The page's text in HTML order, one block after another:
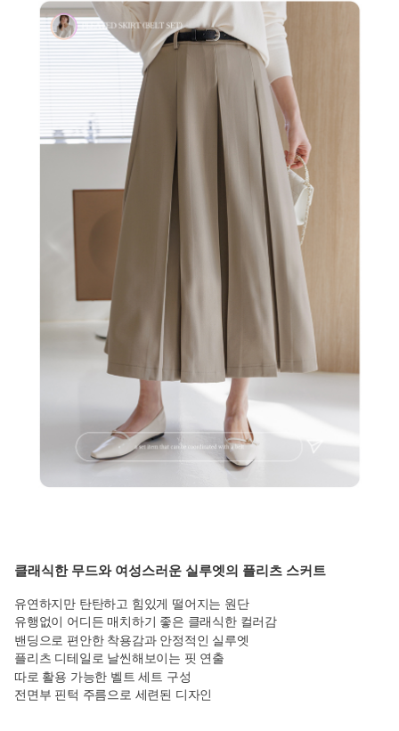
클래식한 무드와 여성스러운 실루엣의 플리츠 스커트
유연하지만 탄탄하고 힘있게 떨어지는 원단
유행없이 어디든 매치하기 좋은 클래식한 컬러감
밴딩으로 편안한 착용감과 안정적인 실루엣
플리츠 디테일로 날씬해보이는 핏 연출
따로 활용 가능한 벨트 세트 구성
전면부 핀턱 주름으로 세련된 디자인